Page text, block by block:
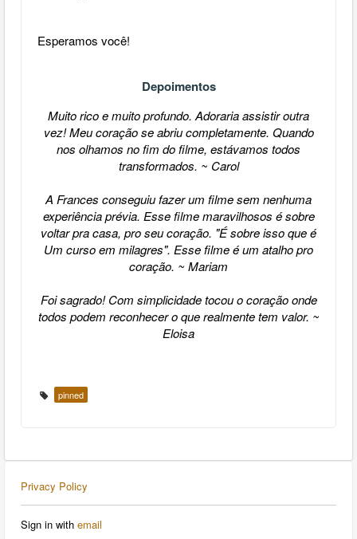
Esperamos você!
Depoimentos
Muito rico e muito profundo. Adoraria assistir outra
vez! Meu coração se abriu completamente. Quando
nos olhamos no fim do filme, estávamos todos
transformados. ~ Carol
A Frances conseguiu fazer um filme sem nenhuma
experiência prévia. Esse filme maravilhosos é sobre
voltar pra casa, pro seu coração. "É sobre isso que é
Um curso em milagres". Esse filme é um atalho pro
coração. ~ Mariam
Foi sagrado! Com simplicidade tocou o coração onde
todos podem reconhecero que realmente tem valor. ~
Eloisa
pinned
Privacy Policy
Sign in with email